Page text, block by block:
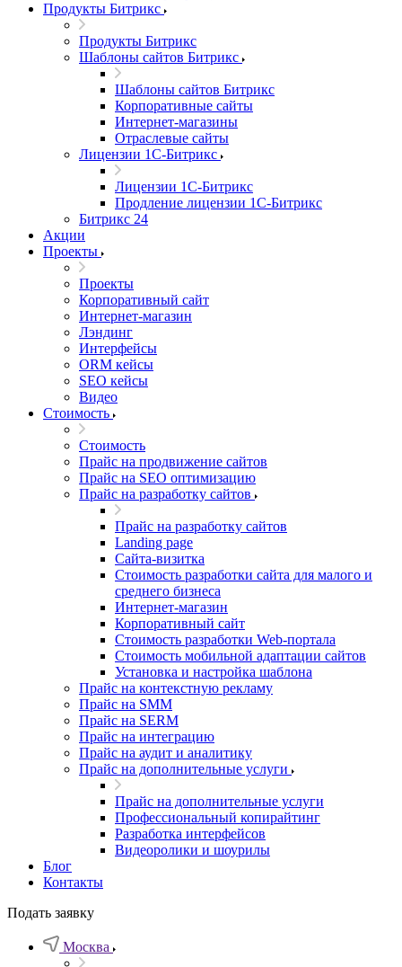
Продукты Битрикс
Продукты Битрикс
Шаблоны сайтов Битрикс
Шаблоны сайтов Битрикс
Корпоративные сайты
Интернет-магазины
Отраслевые сайты
Лицензии 1С-Битрикс
Лицензии 1С-Битрикс
Продление лицензии 1С-Битрикс
Битрикс 24
Акции
Проекты
Проекты
Корпоративный сайт
Интернет-магазин
Лэндинг
Интерфейсы
ORM кейсы
SEO кейсы
Видео
Стоимость
Стоимость
Прайс на продвижение сайтов
Прайс на SEO оптимизацию
Прайс на разработку сайтов
Прайс на разработку сайтов
Landing page
Cайта-визитка
Стоимость разработки сайта для малого и
среднего бизнеса
Интернет-магазин
Корпоративный сайт
Стоимость разработки Web-портала
Стоимость мобильной адаптации сайтов
Установка и настройка шаблона
Прайс на контекстную рекламу
Прайс на SMM
Прайс на SERM
Прайс на интеграцию
Прайс на аудит и аналитику
Прайс на дополнительные услуги
Прайс на дополнительные услуги
Профессиональный копирайтинг
Разработка интерфейсов
Видеоролики и шоурилы
Блог
Контакты
Подать заявку
Москва